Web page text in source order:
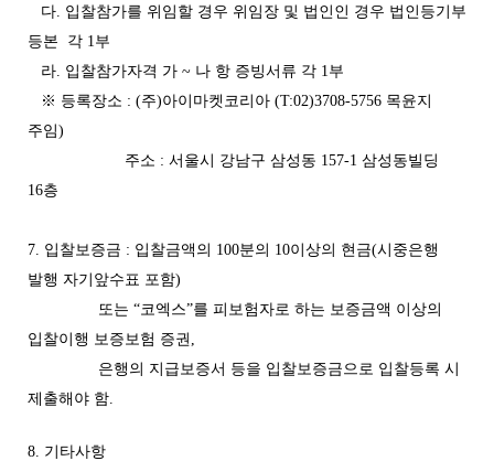
다. 입찰참가를 위임할 경우 위임장 및 법인인 경우 법인등기부
등본 각 1부
라. 입찰참가자격 가 ~ 나 항 증빙서류 각 1부
※ 등록장소 : (주)아이마켓코리아 (T:02)3708-5756 목윤지
주임)
주소 : 서울시 강남구 삼성동 157-1 삼성동빌딩
16층
7. 입찰보증금 : 입찰금액의 100분의 10이상의 현금(시중은행
발행 자기앞수표 포함)
또는 “코엑스”를 피보험자로 하는 보증금액 이상의
입찰이행 보증보험 증권,
은행의 지급보증서 등을 입찰보증금으로 입찰등록 시
제출해야 함.
8. 기타사항